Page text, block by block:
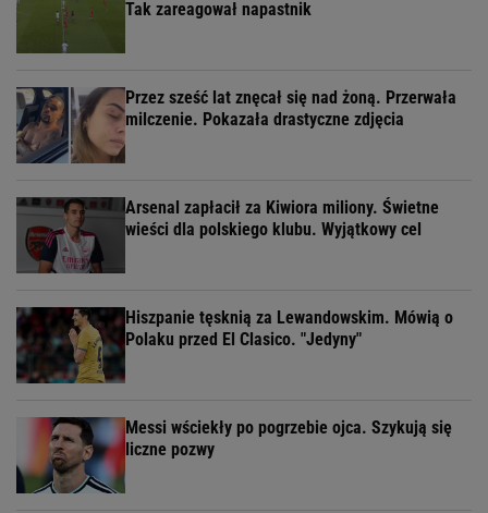
Tak zareagował napastnik
Przez sześć lat znęcał się nad żoną. Przerwała
milczenie. Pokazała drastyczne zdjęcia
Arsenal zapłacił za Kiwiora miliony. Świetne
wieści dla polskiego klubu. Wyjątkowy cel
Hiszpanie tęsknią za Lewandowskim. Mówią o
Polaku przed El Clasico. "Jedyny"
Messi wściekły po pogrzebie ojca. Szykują się
liczne pozwy